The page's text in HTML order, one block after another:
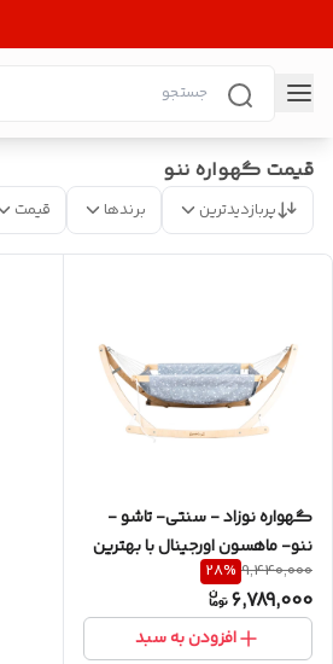
قیمت گهواره ننو
پربازدیدترین برندها قیمت
گهواره نوزاد - سنتی- تاشو -
ننو- ماهسون اورجینال با بهترین
متریال
9,440,000
28%
6,789,000
افزودن به سبد